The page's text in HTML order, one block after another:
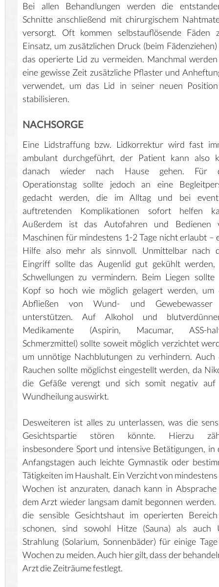
Bei allen Behandlungen werden die
Schnitte anschließend mit chirurgischem
versorgt. Oft kommen selbstauflösende Fäden
Einsatz, um zusätzlichen Druck (beim
das operierte Lid zu vermeiden. Manchmal
eine gewisse Zeit zusätzliche Pflaster und
verwendet, um das Lid in seiner neuen
stabilisieren.
NACHSORGE
Eine Lidstraffung bzw. Lidkorrektur wird fast
ambulant durchgeführt, der Patient kann also
danach wieder nach Hause gehen. Für
Operationstag sollte jedoch an eine
gedacht werden, die im Alltag und bei
auftretenden Komplikationen sofort helfen
Außerdem ist das Autofahren und Bedienen
Maschinen für mindestens 1-2 Tage nicht erlaubt –
Hilfe also mehr als sinnvoll. Unmittelbar nach
Eingriff sollte das Augenlid gut gekühlt werden,
Schwellungen zu vermindern. Beim Liegen sollte
Kopf so hoch wie möglich gelagert werden, um
Abfließen von Wund- und
unterstützen. Auf Alkohol und
Medikamente (Aspirin, Macumar, ASS-
Schmerzmittel) sollte soweit möglich verzichtet
um unnötige Nachblutungen zu verhindern. Auch
Rauchen sollte möglichst eingestellt werden, da
die Gefäße verengt und sich somit negativ auf
Wundheilung auswirkt.
Desweiteren ist alles zu unterlassen, was die
Gesichtspartie stören könnte. Hierzu
insbesondere Sport und intensive Betätigungen, in
Anfangstagen auch leichte Gymnastik oder
Tätigkeiten im Haushalt. Ein Verzicht von
Wochen ist anzuraten, danach kann in
dem Arzt wieder langsam damit begonnen werden.
die sensible Gesichtshaut im operierten
schonen, sind sowohl Hitze (Sauna) als auch
Strahlung (Solarium, Sonnenbäder) für einige
Wochen zu meiden. Auch hier gilt, dass der
Arzt die Zeiträume festlegt.